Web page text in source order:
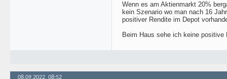
Wenn es am Aktienmarkt 20%
kein Szenario wo man nach 16
positiver Rendite im Depot
Beim Haus sehe ich keine
08.09.2022, 08:52